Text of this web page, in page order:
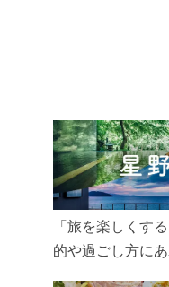
太陽の光をたっ
「旅を楽しくす
的や過ごし方に